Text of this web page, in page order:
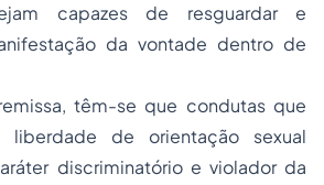
capazes de resguardar e
da vontade dentro de
têm-se que condutas que
liberdade de orientação sexual
discriminatório e violador da